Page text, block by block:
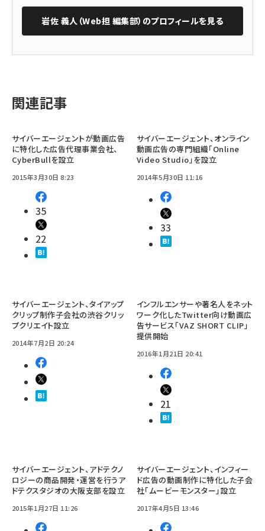
岩佐 義人（Web担 編集部） のプロフィールを見る
関連記事
サイバーエージェントが動画広告
に特化した広告代理事業会社、
CyberBullを設立
2015年3月30日 8:23
35
22
サイバーエージェント、オンライン
動画広告の専門組織「Online
Video Studio」を設立
2014年5月30日 11:16
33
サイバーエージェント、タイアップ
クリップ制作子会社の渋谷クリッ
プクリエイト設立
2014年7月2日 20:24
インフルエンサーや著名人をネット
ワーク化したTwitter向け動画広
告サービス「VAZ SHORT CLIP」
提供開始
2016年1月21日 20:41
21
サイバーエージェント、アドテクノ
ロジーの商品開発・運営を行うア
ドテクスタジオの大阪支部を設立
2015年1月27日 11:26
サイバーエージェント、インフィー
ド広告の動画制作に特化した子会
社「ムービーモンスター」設立
2017年4月5日 13:46